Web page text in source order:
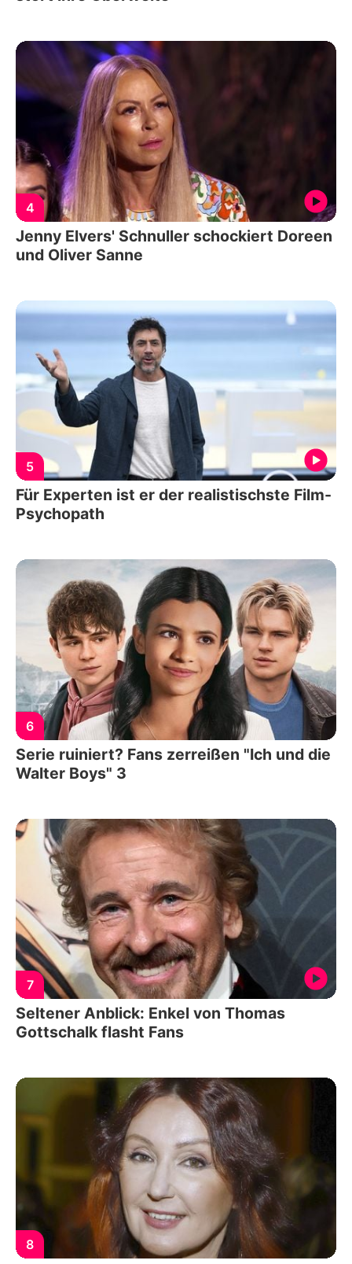
4
Jenny Elvers' Schnuller schockiert Doreen
und Oliver Sanne
5
Für Experten ist er der realistischste Film-
Psychopath
6
Serie ruiniert? Fans zerreißen "Ich und die
Walter Boys" 3
7
Seltener Anblick: Enkel von Thomas
Gottschalk flasht Fans
8